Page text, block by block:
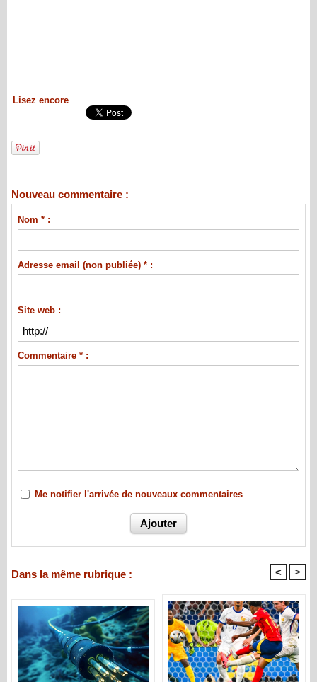
Lisez encore
Nouveau commentaire :
Nom * :
Adresse email (non publiée) * :
Site web :
Commentaire * :
Me notifier l'arrivée de nouveaux commentaires
Dans la même rubrique : < >